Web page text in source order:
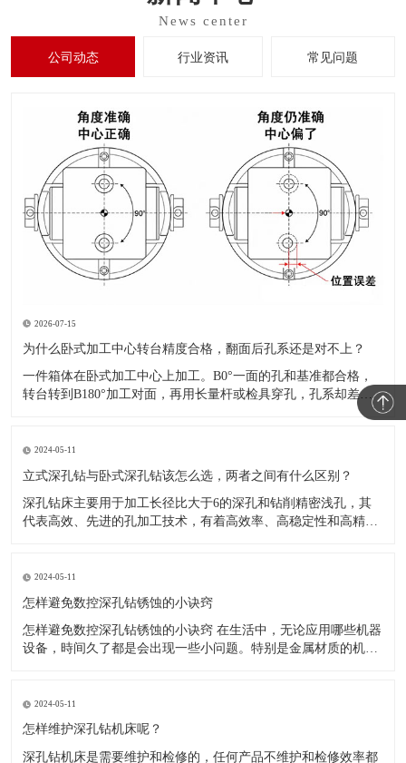
公司动态 行业资讯 常见问题
2026-07-15
为什么卧式加工中心转台精度合格，翻面后孔系还是对不上？
一件箱体在卧式加工中心上加工。B0°一面的孔和基准都合格，
转台转到B180°加工对面，再用长量杆或检具穿孔，孔系却差了
几丝。现场先查程序，坐标没输错；再看转台检测记录，定位精
话：“转台明明是准的，为什么翻面还不准？”
2024-05-11
立式深孔钻与卧式深孔钻该怎么选，两者之间有什么区别？
深孔钻床主要用于加工长径比大于6的深孔和钻削精密浅孔，其
代表高效、先进的孔加工技术，有着高效率、高稳定性和高精度
来越严格，也使深孔钻机床不断发展，不断迭代更新。 目前主流
的深孔钻机
2024-05-11
怎样避免数控深孔钻锈蚀的小诀窍
怎样避免数控深孔钻锈蚀的小诀窍 在生活中，无论应用哪些机器
设备，時间久了都是会出现一些小问题。特别是金属材质的机器
以避免锈蚀呢?下边小编就在这分享给大家一些关于防止深孔钻锈
蚀的小诀窍。
2024-05-11
怎样维护深孔钻机床呢？
深孔钻机床是需要维护和检修的，任何产品不维护和检修效率都